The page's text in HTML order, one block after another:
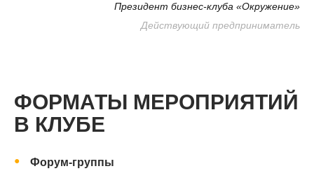
Президент бизнес-клуба «Окружение»
Действующий предприниматель
ФОРМАТЫ МЕРОПРИЯТИЙ
В КЛУБЕ
Форум-группы